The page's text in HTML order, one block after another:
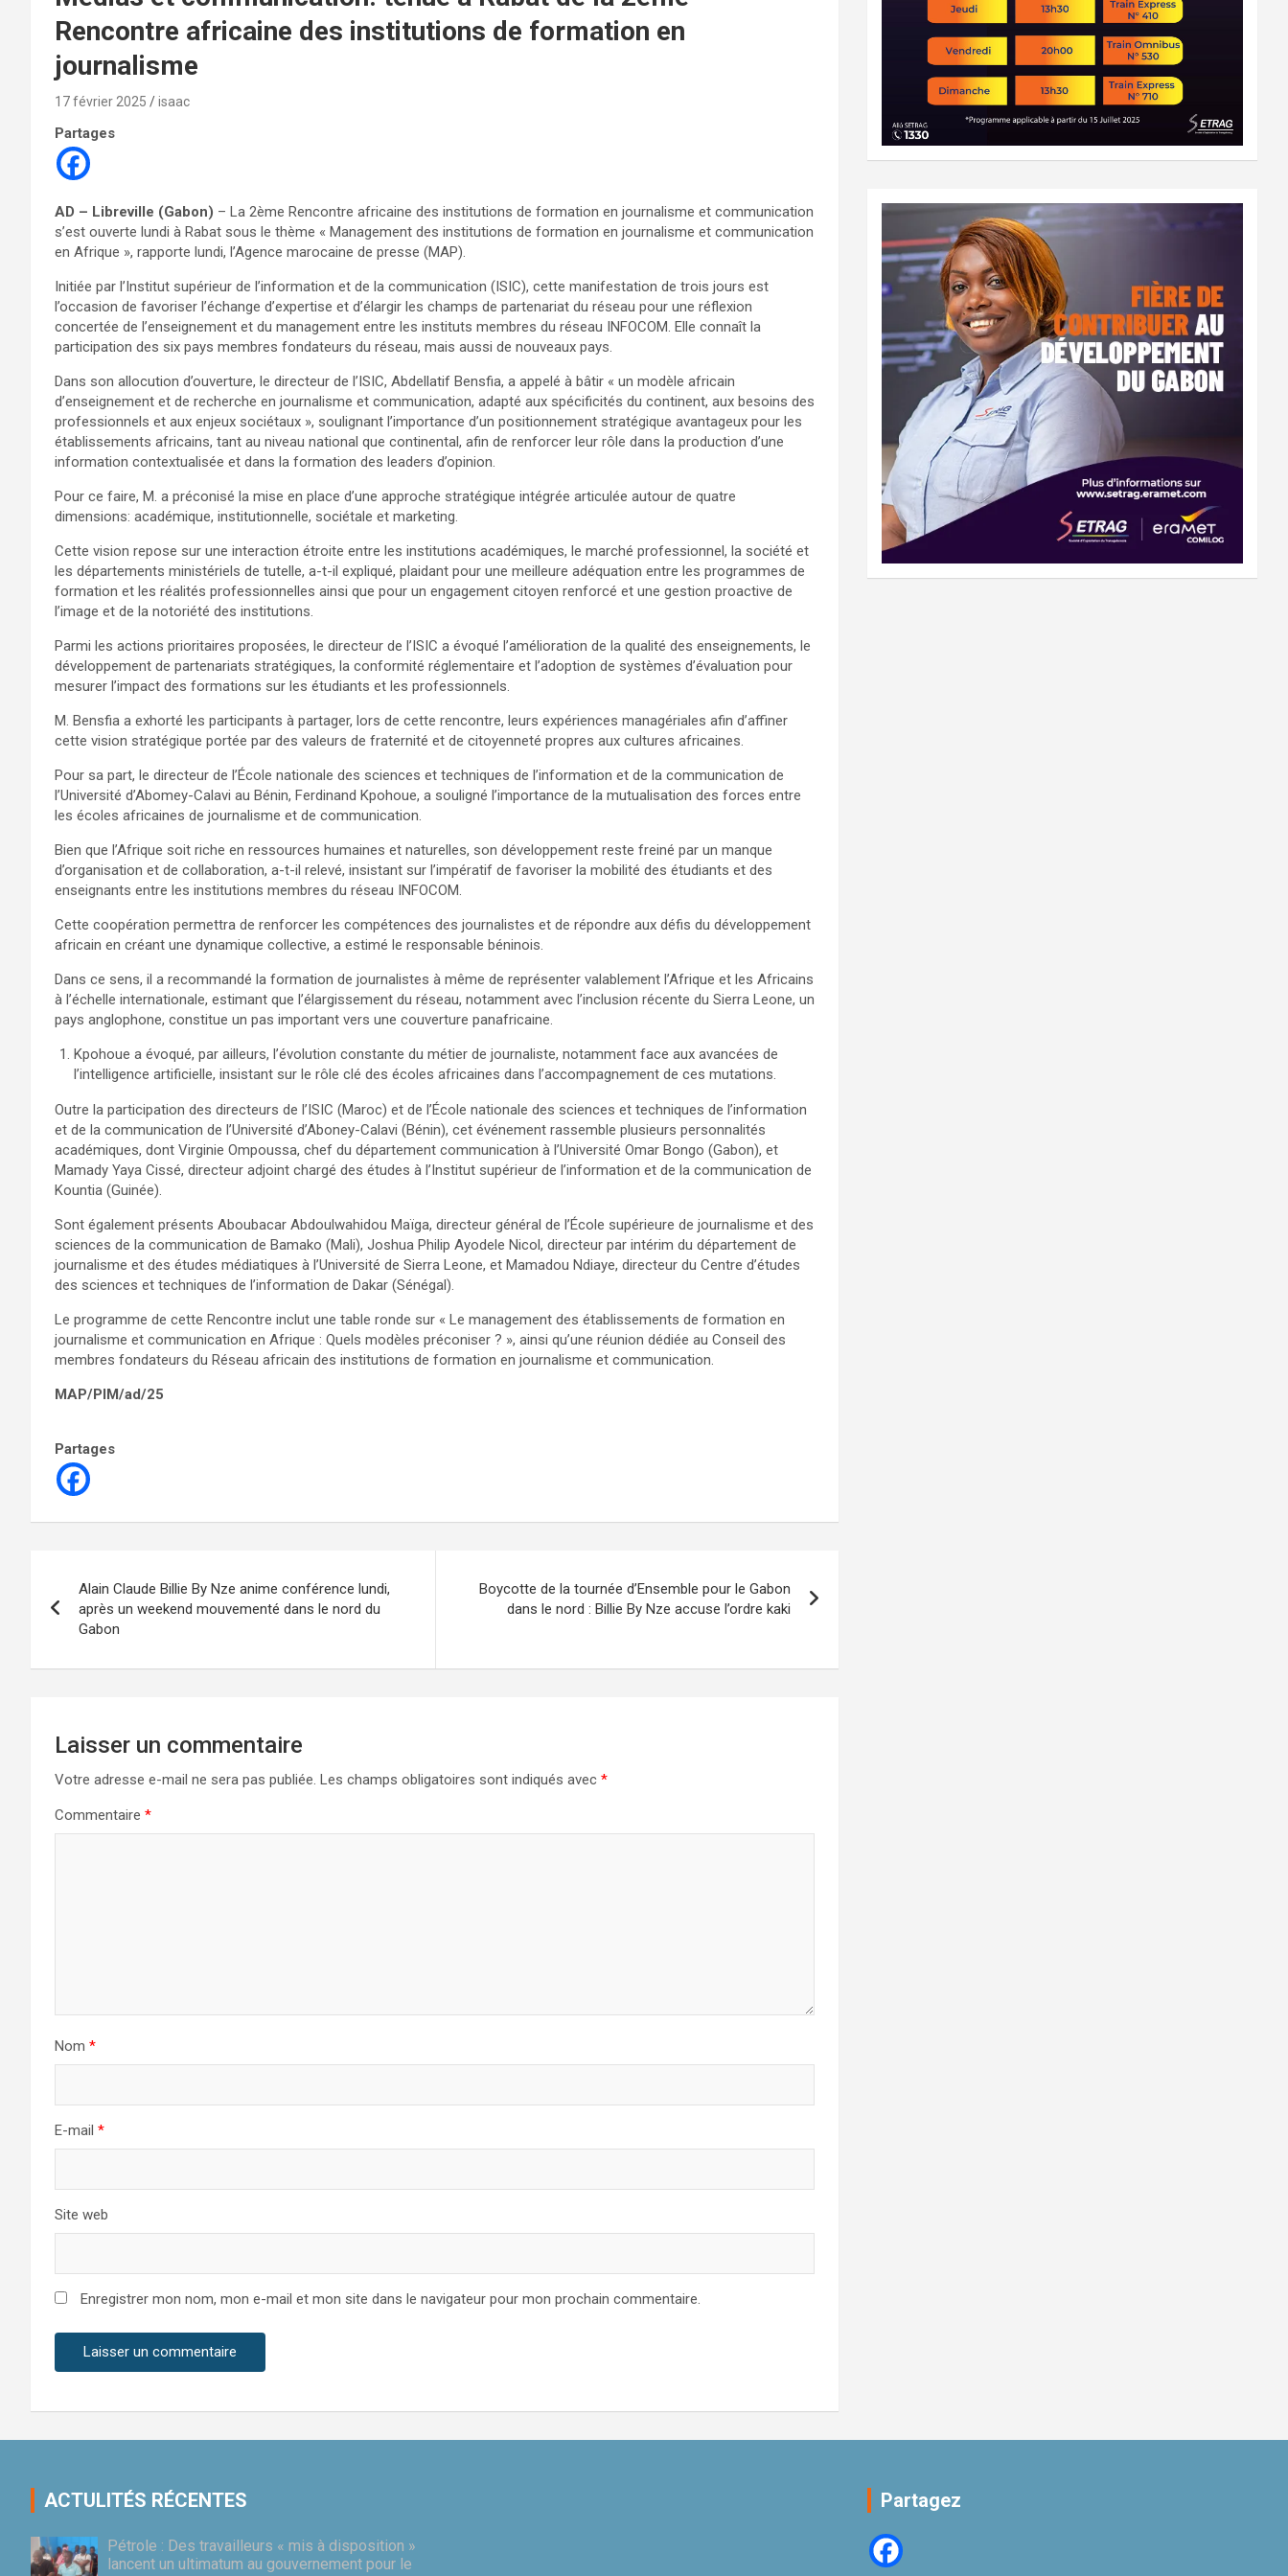
Rencontre africaine des institutions de formation en
journalisme
17 février 2025 isaac
Partages
AD – Libreville (Gabon) – La 2ème Rencontre africaine des institutions de formation en journalisme et communication
s’est ouverte lundi à Rabat sous le thème « Management des institutions de formation en journalisme et communication
en Afrique », rapporte lundi, l’Agence marocaine de presse (MAP).
Initiée par l’Institut supérieur de l’information et de la communication (ISIC), cette manifestation de trois jours est
l’occasion de favoriser l’échange d’expertise et d’élargir les champs de partenariat du réseau pour une réflexion
concertée de l’enseignement et du management entre les instituts membres du réseau INFOCOM. Elle connaît la
participation des six pays membres fondateurs du réseau, mais aussi de nouveaux pays.
Dans son allocution d’ouverture, le directeur de l’ISIC, Abdellatif Bensfia, a appelé à bâtir « un modèle africain
d’enseignement et de recherche en journalisme et communication, adapté aux spécificités du continent, aux besoins des
professionnels et aux enjeux sociétaux », soulignant l’importance d’un positionnement stratégique avantageux pour les
établissements africains, tant au niveau national que continental, afin de renforcer leur rôle dans la production d’une
information contextualisée et dans la formation des leaders d’opinion.
Pour ce faire, M. a préconisé la mise en place d’une approche stratégique intégrée articulée autour de quatre
dimensions: académique, institutionnelle, sociétale et marketing.
Cette vision repose sur une interaction étroite entre les institutions académiques, le marché professionnel, la société et
les départements ministériels de tutelle, a-t-il expliqué, plaidant pour une meilleure adéquation entre les programmes de
formation et les réalités professionnelles ainsi que pour un engagement citoyen renforcé et une gestion proactive de
l’image et de la notoriété des institutions.
Parmi les actions prioritaires proposées, le directeur de l’ISIC a évoqué l’amélioration de la qualité des enseignements, le
développement de partenariats stratégiques, la conformité réglementaire et l’adoption de systèmes d’évaluation pour
mesurer l’impact des formations sur les étudiants et les professionnels.
M. Bensfia a exhorté les participants à partager, lors de cette rencontre, leurs expériences managériales afin d’affiner
cette vision stratégique portée par des valeurs de fraternité et de citoyenneté propres aux cultures africaines.
Pour sa part, le directeur de l’École nationale des sciences et techniques de l’information et de la communication de
l’Université d’Abomey-Calavi au Bénin, Ferdinand Kpohoue, a souligné l’importance de la mutualisation des forces entre
les écoles africaines de journalisme et de communication.
Bien que l’Afrique soit riche en ressources humaines et naturelles, son développement reste freiné par un manque
d’organisation et de collaboration, a-t-il relevé, insistant sur l’impératif de favoriser la mobilité des étudiants et des
enseignants entre les institutions membres du réseau INFOCOM.
Cette coopération permettra de renforcer les compétences des journalistes et de répondre aux défis du développement
africain en créant une dynamique collective, a estimé le responsable béninois.
Dans ce sens, il a recommandé la formation de journalistes à même de représenter valablement l’Afrique et les Africains
à l’échelle internationale, estimant que l’élargissement du réseau, notamment avec l’inclusion récente du Sierra Leone, un
pays anglophone, constitue un pas important vers une couverture panafricaine.
Kpohoue a évoqué, par ailleurs, l’évolution constante du métier de journaliste, notamment face aux avancées de
l’intelligence artificielle, insistant sur le rôle clé des écoles africaines dans l’accompagnement de ces mutations.
Outre la participation des directeurs de l’ISIC (Maroc) et de l’École nationale des sciences et techniques de l’information
et de la communication de l’Université d’Aboney-Calavi (Bénin), cet événement rassemble plusieurs personnalités
académiques, dont Virginie Ompoussa, chef du département communication à l’Université Omar Bongo (Gabon), et
Mamady Yaya Cissé, directeur adjoint chargé des études à l’Institut supérieur de l’information et de la communication de
Kountia (Guinée).
Sont également présents Aboubacar Abdoulwahidou Maïga, directeur général de l’École supérieure de journalisme et des
sciences de la communication de Bamako (Mali), Joshua Philip Ayodele Nicol, directeur par intérim du département de
journalisme et des études médiatiques à l’Université de Sierra Leone, et Mamadou Ndiaye, directeur du Centre d’études
des sciences et techniques de l’information de Dakar (Sénégal).
Le programme de cette Rencontre inclut une table ronde sur « Le management des établissements de formation en
journalisme et communication en Afrique : Quels modèles préconiser ? », ainsi qu’une réunion dédiée au Conseil des
membres fondateurs du Réseau africain des institutions de formation en journalisme et communication.
MAP/PIM/ad/25
Partages
de
Alain Claude Billie By Nze anime conférence lundi,
après un weekend mouvementé dans le nord du
Gabon
Boycotte de la tournée d’Ensemble pour le Gabon
dans le nord : Billie By Nze accuse l’ordre kaki
Laisser un commentaire
Votre adresse e-mail ne sera pas publiée. Les champs obligatoires sont indiqués avec *
Commentaire *
Nom *
E-mail *
Site web
Enregistrer mon nom, mon e-mail et mon site dans le navigateur pour mon prochain commentaire.
ACTULITÉS RÉCENTES
Pétrole : Des travailleurs « mis à disposition »
lancent un ultimatum au gouvernement pour le
Partagez